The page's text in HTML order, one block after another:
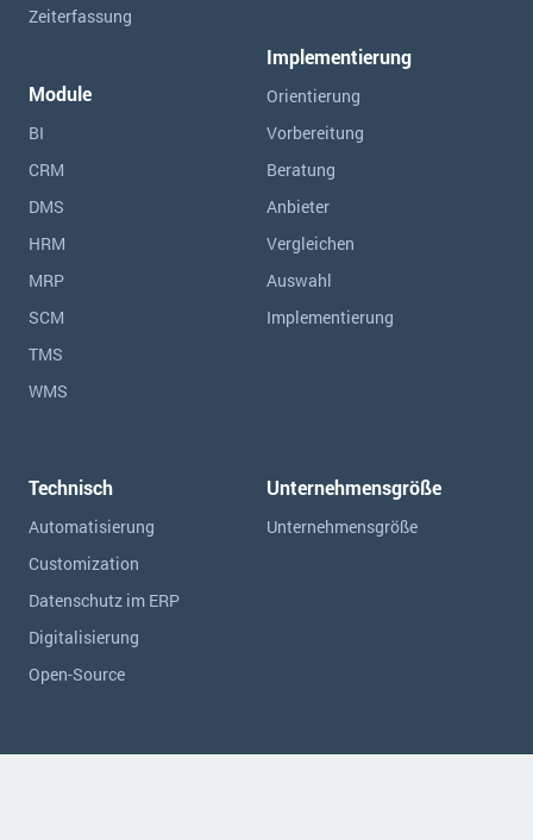
Zeiterfassung
Module
BI
CRM
DMS
HRM
MRP
SCM
TMS
WMS
Implementierung
Orientierung
Vorbereitung
Beratung
Anbieter
Vergleichen
Auswahl
Implementierung
Technisch
Automatisierung
Customization
Datenschutz im ERP
Digitalisierung
Open-Source
Unternehmensgröße
Unternehmensgröße